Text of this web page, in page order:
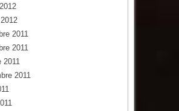
2011
2011
2011
2011